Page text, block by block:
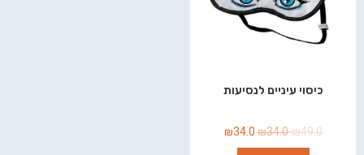
כיסוי עיניים לנסיעות
₪49.0
₪34.0
₪34.0